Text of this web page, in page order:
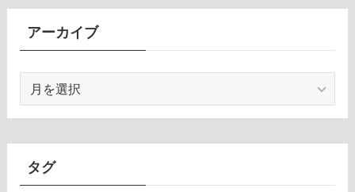
アーカイブ
カ
イ
タグ